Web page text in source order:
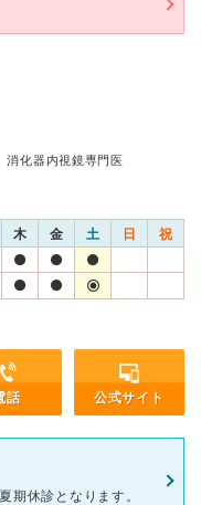
消化器内視鏡専門医
木 金 土 日 祝
話 公式サイト
期休診となります。